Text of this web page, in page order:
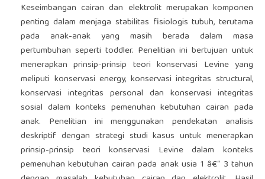
Keseimbangan cairan dan elektrolit merupakan komponen
penting dalam menjaga stabilitas fisiologis tubuh, terutama
pada anak-anak yang masih berada dalam masa
pertumbuhan seperti toddler. Penelitian ini bertujuan untuk
menerapkan prinsip-prinsip teori konservasi Levine yang
meliputi konservasi energy, konservasi integritas structural,
konservasi integritas personal dan konservasi integritas
sosial dalam konteks pemenuhan kebutuhan cairan pada
anak. Penelitian ini menggunakan pendekatan analisis
deskriptif dengan strategi studi kasus untuk menerapkan
prinsip-prinsip teori konservasi Levine dalam konteks
pemenuhan kebutuhan cairan pada anak usia 1 â€“ 3 tahun